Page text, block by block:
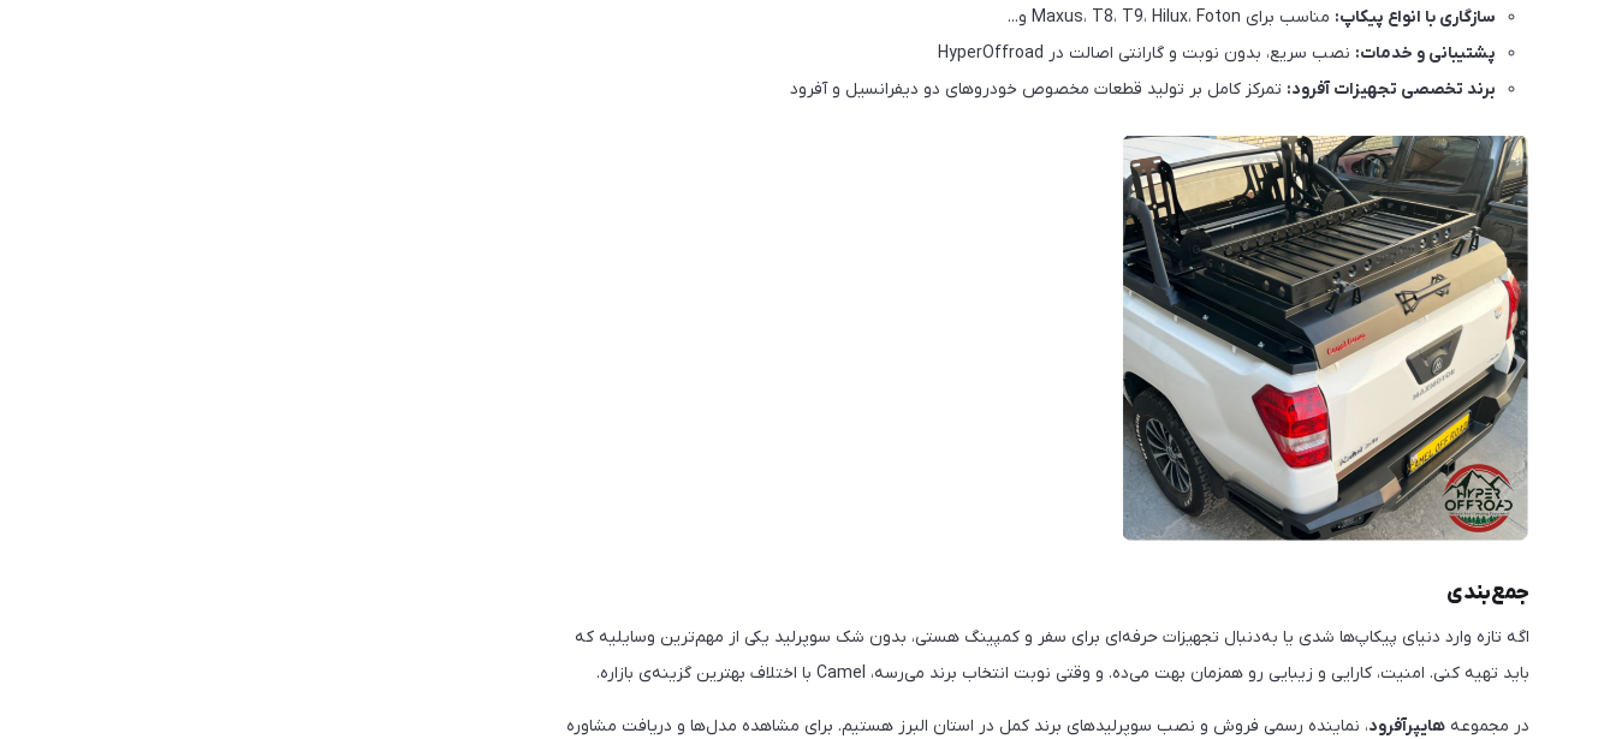
سازگاری با انواع پیکاپ: مناسب برای Maxus، T8، T9، Hilux، Foton و...
پشتیبانی و خدمات: نصب سریع، بدون نوبت و گارانتی اصالت در HyperOffroad
برند تخصصی تجهیزات آفرود: تمرکز کامل بر تولید قطعات مخصوص خودروهای دو دیفرانسیل و آفرود
جمع‌بندی
اگه تازه وارد دنیای پیکاپ‌ها شدی یا به‌دنبال تجهیزات حرفه‌ای برای سفر و کمپینگ هستی، بدون شک سوپرلید یکی از مهم‌ترین وسایلیه که
باید تهیه کنی. امنیت، کارایی و زیبایی رو همزمان بهت می‌ده. و وقتی نوبت انتخاب برند می‌رسه، Camel با اختلاف بهترین گزینه‌ی بازاره.
در مجموعه هایپرآفرود، نماینده رسمی فروش و نصب سوپرلیدهای برند کمل در استان البرز هستیم. برای مشاهده مدل‌ها و دریافت مشاوره